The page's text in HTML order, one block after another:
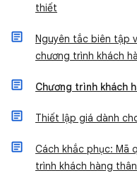
thiết
Nguyên tắc biên tập
chương trình khách
Chương trình khách
Thiết lập giá dành
Cách khắc phục: Mã
trình khách hàng